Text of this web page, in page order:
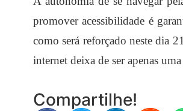
promover acessibilidade é
como será reforçado neste dia
internet deixa de ser apenas
Compartilhe!